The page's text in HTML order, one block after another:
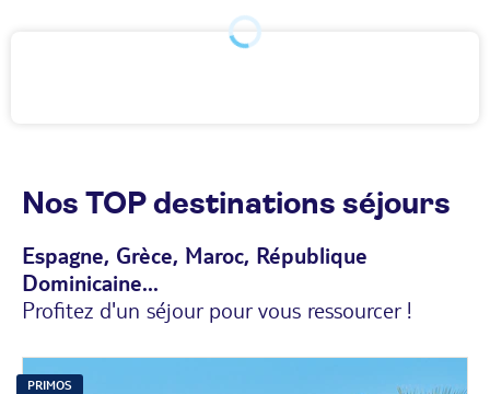
Nos TOP destinations séjours
Espagne, Grèce, Maroc, République
Dominicaine...
Profitez d'un séjour pour vous ressourcer !
PRIMOS